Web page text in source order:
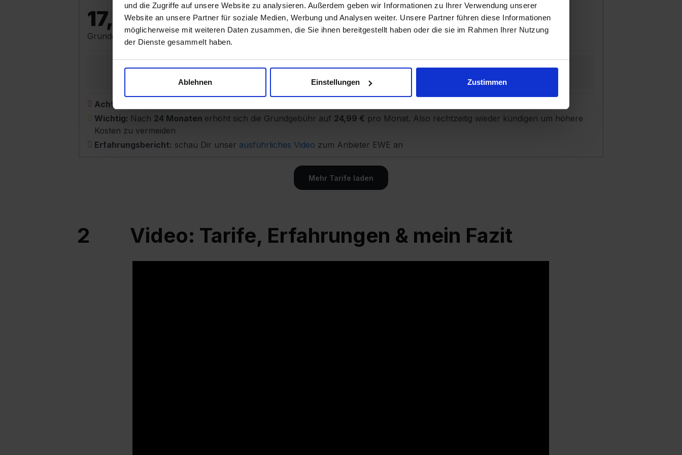
und die Zugriffe auf unsere Website zu analysieren. Außerdem geben wir Informationen zu Ihrer Verwendung unserer
Website an unsere Partner für soziale Medien, Werbung und Analysen weiter. Unsere Partner führen diese Informationen
möglicherweise mit weiteren Daten zusammen, die Sie ihnen bereitgestellt haben oder die sie im Rahmen Ihrer Nutzung
der Dienste gesammelt haben.
Ablehnen Einstellungen Zustimmen
17,99 €
Grundgebühr pro Monat
24
Netz
30 GB 100MBit/s Flat
Tel. & SMS
🇪🇺 EU
Achtung teuer:
Wichtig: Nach 24 Monaten erhöht sich die Grundgebühr auf 24,99 € pro Monat. Also rechtzeitig wieder kündigen um höhere
Kosten zu vermeiden
Erfahrungsbericht: schau Dir unser ausführliches Video zum Anbieter EWE an
Mehr Tarife laden
2 Video: Tarife, Erfahrungen & mein Fazit